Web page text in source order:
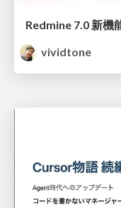
vividtone